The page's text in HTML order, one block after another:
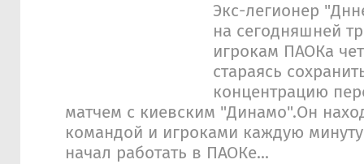
Экс-легионер
на сегодняшней
игрокам ПАОКа
стараясь
концентрацию
матчем с киевским "Динамо".Он
командой и игроками каждую
начал работать в ПАОКе...